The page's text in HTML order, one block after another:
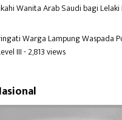
Wanita Arab Saudi bagi
Warga Lampung Waspada
III- 2,813 views